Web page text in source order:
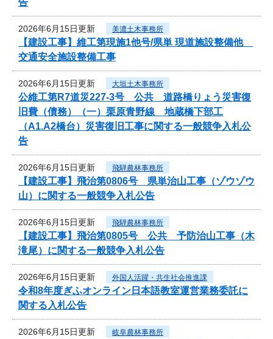
2026年6月15日更新 美濃土木事務所
【建設工事】維工第現施1他号/県単 現道施設整備他
交通安全施設整備工事
2026年6月15日更新 大垣土木事務所
公維工第R7道災227-3号 公共 道路橋りょう災害復
旧費（債務）（一）栗原青野線 地蔵橋下部工
（A1.A2橋台）災害復旧工事に関する一般競争入札公
告
2026年6月15日更新 飛騨農林事務所
【建設工事】飛治第0806号 県単治山工事（ゾウゾウ
山）に関する一般競争入札公告
2026年6月15日更新 飛騨農林事務所
【建設工事】飛治第0805号 公共 予防治山工事（木
滝尾）に関する一般競争入札公告
2026年6月15日更新 外国人活躍・共生社会推進課
令和8年度ぎふオンライン日本語教室運営業務委託に
関する入札公告
2026年6月15日更新 岐阜農林事務所